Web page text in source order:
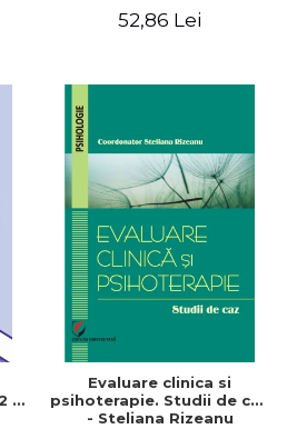
52,86 Lei
-
Evaluare clinica si
psihoterapie. Studii de caz
- Steliana Rizeanu